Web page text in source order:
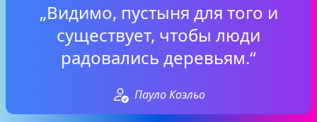
„Видимо, пустыня для того и
существует, чтобы люди
радовались деревьям.“
Пауло Коэльо